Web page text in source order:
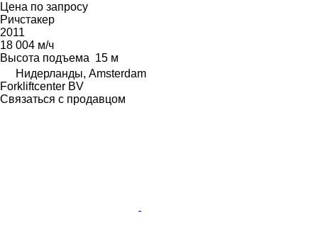
Цена по запросу
Ричстакер
2011
18 004 м/ч
Высота подъема 15 м
Нидерланды, Amsterdam
Forkliftcenter BV
Связаться с продавцом